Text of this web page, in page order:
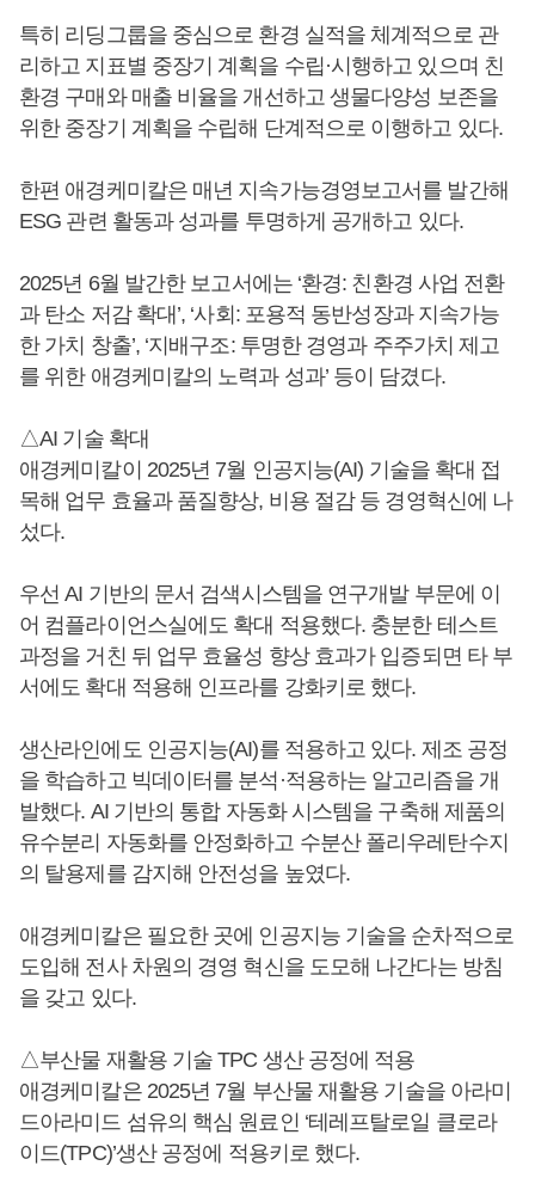
특히 리딩그룹을 중심으로 환경 실적을 체계적으로 관
리하고 지표별 중장기 계획을 수립·시행하고 있으며 친
환경 구매와 매출 비율을 개선하고 생물다양성 보존을
위한 중장기 계획을 수립해 단계적으로 이행하고 있다.
한편 애경케미칼은 매년 지속가능경영보고서를 발간해
ESG 관련 활동과 성과를 투명하게 공개하고 있다.
2025년 6월 발간한 보고서에는 ‘환경: 친환경 사업 전환
과 탄소 저감 확대’, ‘사회: 포용적 동반성장과 지속가능
한 가치 창출’, ‘지배구조: 투명한 경영과 주주가치 제고
를 위한 애경케미칼의 노력과 성과’ 등이 담겼다.
△AI 기술 확대
애경케미칼이 2025년 7월 인공지능(AI) 기술을 확대 접
목해 업무 효율과 품질향상, 비용 절감 등 경영혁신에 나
섰다.
우선 AI 기반의 문서 검색시스템을 연구개발 부문에 이
어 컴플라이언스실에도 확대 적용했다. 충분한 테스트
과정을 거친 뒤 업무 효율성 향상 효과가 입증되면 타 부
서에도 확대 적용해 인프라를 강화키로 했다.
생산라인에도 인공지능(AI)를 적용하고 있다. 제조 공정
을 학습하고 빅데이터를 분석·적용하는 알고리즘을 개
발했다. AI 기반의 통합 자동화 시스템을 구축해 제품의
유수분리 자동화를 안정화하고 수분산 폴리우레탄수지
의 탈용제를 감지해 안전성을 높였다.
애경케미칼은 필요한 곳에 인공지능 기술을 순차적으로
도입해 전사 차원의 경영 혁신을 도모해 나간다는 방침
을 갖고 있다.
△부산물 재활용 기술 TPC 생산 공정에 적용
애경케미칼은 2025년 7월 부산물 재활용 기술을 아라미
드아라미드 섬유의 핵심 원료인 ‘테레프탈로일 클로라
이드(TPC)’생산 공정에 적용키로 했다.